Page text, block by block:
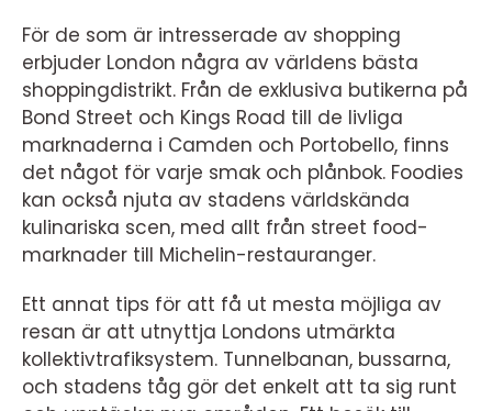
För de som är intresserade av shopping
erbjuder London några av världens bästa
shoppingdistrikt. Från de exklusiva butikerna på
Bond Street och Kings Road till de livliga
marknaderna i Camden och Portobello, finns
det något för varje smak och plånbok. Foodies
kan också njuta av stadens världskända
kulinariska scen, med allt från street food-
marknader till Michelin-restauranger.
Ett annat tips för att få ut mesta möjliga av
resan är att utnyttja Londons utmärkta
kollektivtrafiksystem. Tunnelbanan, bussarna,
och stadens tåg gör det enkelt att ta sig runt